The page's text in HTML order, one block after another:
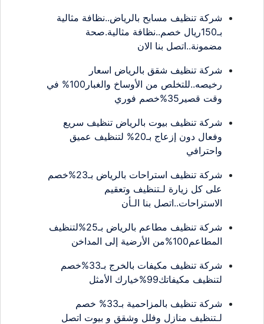
شركة تنظيف مسابح بالرياض..نظافة مثالية
بـ150ريال خصم..نظافة مثالية.صحة
مضمونة..اتصل بنا الان
شركة تنظيف شقق بالرياض اسعار
رخيصه..للتخلص من الأوساخ والغبار100% في
وقت قصير35%خصم فوري
شركة تنظيف بيوت بالرياض تنظيف سريع
وفعال دون إزعاج بـ20% لتنظيف عميق
واحترافي
شركة تنظيف استراحات بالرياض بـ23%خصم
على كل زيارة لـتنظيف وتعقيم
الاستراحات..اتصل بنا الـأن
شركة تنظيف مطاعم بالرياض بـ25%لتنظيف
المطاعم100%من الأرضية إلى المداخن
شركة تنظيف مكيفات بالخرج بـ33%خصم
لتنظيف مكيفاتك99%خيارك الأمثل
شركة تنظيف بالمزاحمية بـ33% خصم
لـتنظيف منازل وفلل وشقق و بيوت اتصل